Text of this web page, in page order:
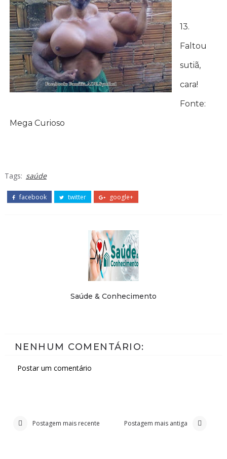
13.
Faltou
sutiã,
cara!
Fonte:
Mega Curioso
Tags: saúde
facebook twitter google+
Saúde & Conhecimento
NENHUM COMENTÁRIO:
Postar um comentário
Postagem mais recente Postagem mais antiga